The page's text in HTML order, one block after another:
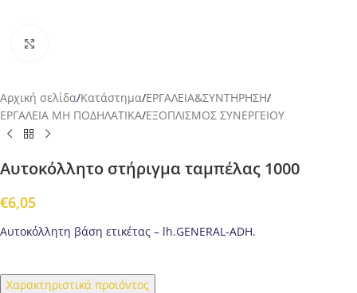
Αρχική σελίδα/Κατάστημα/ΕΡΓΑΛΕΙΑ&ΣΥΝΤΗΡΗΣΗ/
ΕΡΓΑΛΕΙΑ ΜΗ ΠΟΔΗΛΑΤΙΚΑ/ΕΞΟΠΛΙΣΜΟΣ ΣΥΝΕΡΓΕΙΟΥ
Αυτοκόλλητο στήριγμα ταμπέλας 1000
€6,05
Αυτοκόλλητη βάση ετικέτας – lh.GENERAL-ADH.
Χαρακτηριστικά προιόντος